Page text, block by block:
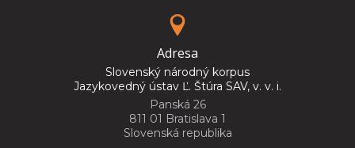
Adresa
Slovenský národný korpus
Jazykovedný ústav Ľ. Štúra SAV, v. v. i.
Panská 26
811 01 Bratislava 1
Slovenská republika